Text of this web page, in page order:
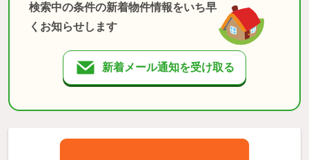
検索中の条件の新着物件情報をいち早
くお知らせします
新着メール通知を受け取る